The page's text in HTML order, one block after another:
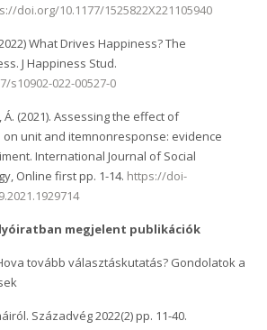
doi.org/10.1177/1525822X221105940
What Drives Happiness? The
J Happiness Stud.
s10902-022-00527-0
(2021). Assessing the effect of
unit and itemnonresponse: evidence
International Journal of Social
Online first pp. 1-14. https://doi-
megjelent publikációk
tovább választáskutatás? Gondolatok a
Századvég 2022(2) pp. 11-40.